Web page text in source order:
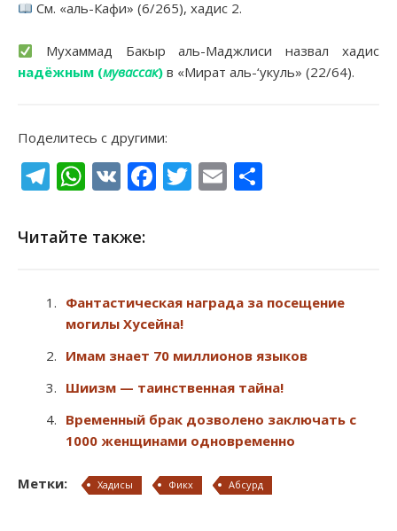
См. «аль-Кафи» (6/265), хадис 2.
Мухаммад Бакыр аль-Маджлиси назвал хадис
надёжным (мувассак) в «Мират аль-‘укуль» (22/64).
Поделитесь с другими:
Telegram
WhatsApp
VK Facebook
Twitter
Email
Читайте также:
Фантастическая награда за посещение
могилы Хусейна!
Имам знает 70 миллионов языков
Шиизм — таинственная тайна!
Временный брак дозволено заключать с
1000 женщинами одновременно
Метки: Хадисы Фикх Абсурд